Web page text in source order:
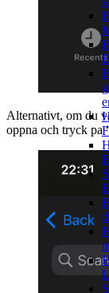
Alternativt, om du
oppna och tryck pa